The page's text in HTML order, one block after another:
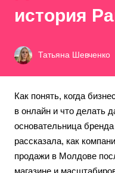
история
Татьяна Шевченко
Как понять, когда
в онлайн и что делать
основательница
рассказала, как
продажи в Молдове
магазине и